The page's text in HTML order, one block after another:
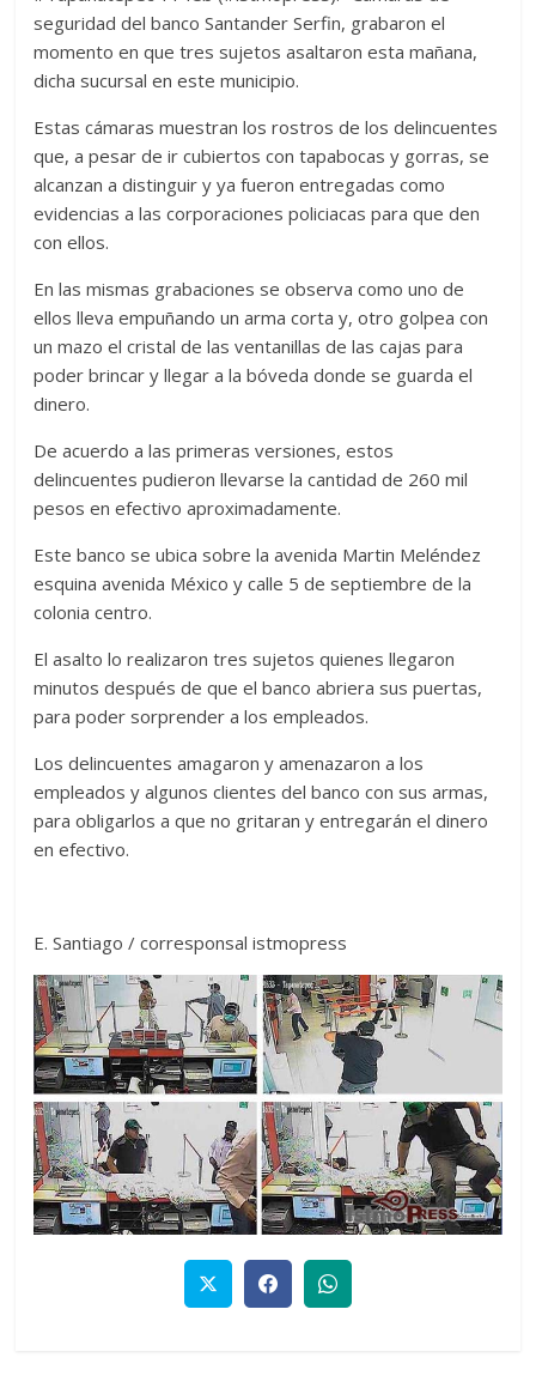
seguridad del banco Santander Serfin, grabaron el
momento en que tres sujetos asaltaron esta mañana,
dicha sucursal en este municipio.
Estas cámaras muestran los rostros de los delincuentes
que, a pesar de ir cubiertos con tapabocas y gorras, se
alcanzan a distinguir y ya fueron entregadas como
evidencias a las corporaciones policiacas para que den
con ellos.
En las mismas grabaciones se observa como uno de
ellos lleva empuñando un arma corta y, otro golpea con
un mazo el cristal de las ventanillas de las cajas para
poder brincar y llegar a la bóveda donde se guarda el
dinero.
De acuerdo a las primeras versiones, estos
delincuentes pudieron llevarse la cantidad de 260 mil
pesos en efectivo aproximadamente.
Este banco se ubica sobre la avenida Martin Meléndez
esquina avenida México y calle 5 de septiembre de la
colonia centro.
El asalto lo realizaron tres sujetos quienes llegaron
minutos después de que el banco abriera sus puertas,
para poder sorprender a los empleados.
Los delincuentes amagaron y amenazaron a los
empleados y algunos clientes del banco con sus armas,
para obligarlos a que no gritaran y entregarán el dinero
en efectivo.
E. Santiago / corresponsal istmopress